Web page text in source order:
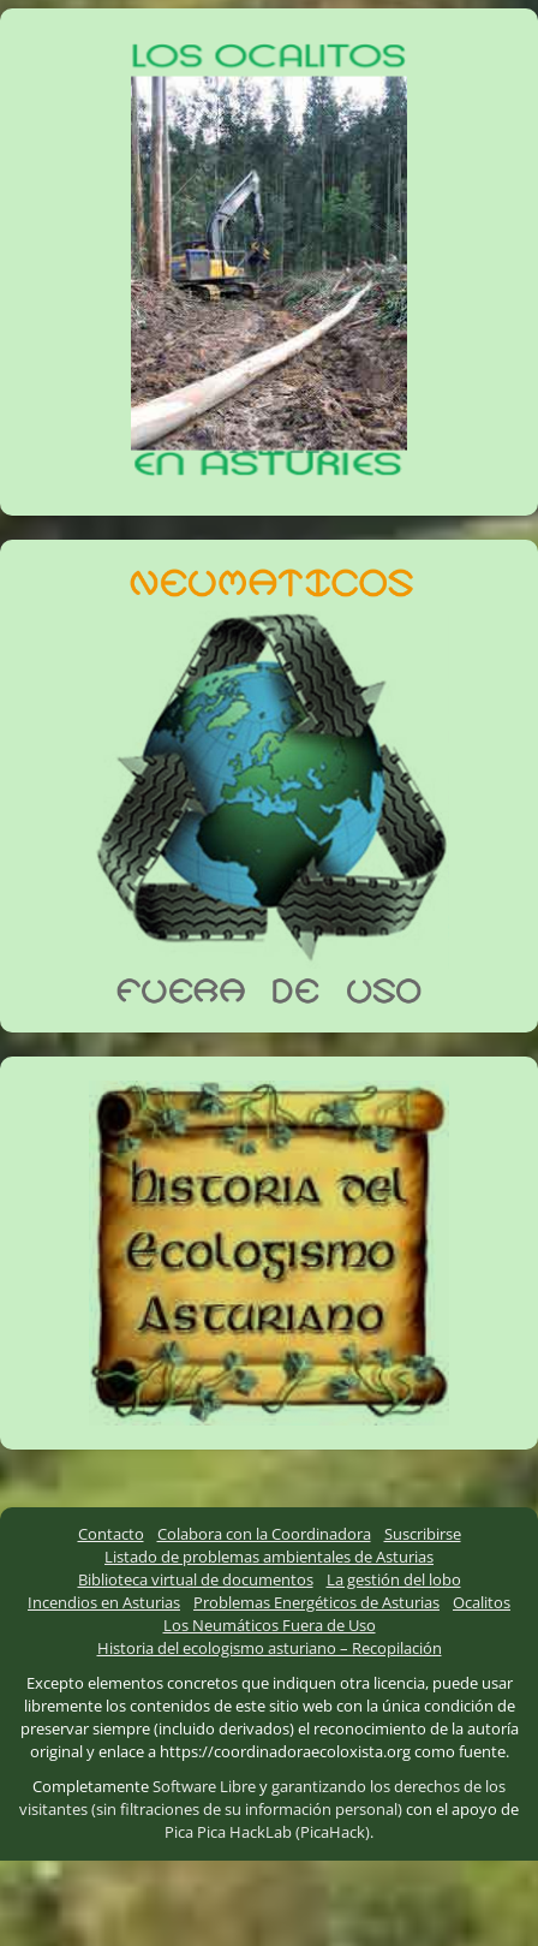
Contacto Colabora con la Coordinadora
Suscribirse
Listado de problemas ambientales de Asturias
Biblioteca virtual de documentos
La gestión del lobo
Incendios en Asturias
Problemas Energéticos de Asturias
Ocalitos
Los Neumáticos Fuera de Uso
Historia del ecologismo asturiano – Recopilación
Excepto elementos concretos que indiquen otra licencia, puede usar
libremente los contenidos de este sitio web con la única condición de
preservar siempre (incluido derivados) el reconocimiento de la autoría
original y enlace a https://coordinadoraecoloxista.org como fuente.
CompletamenteSoftware Libreygarantizando los derechos de los
visitantes (sin filtraciones de su información personal)con el apoyo de
Pica Pica HackLab (PicaHack).